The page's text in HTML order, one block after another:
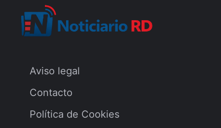
Aviso legal
Contacto
Política de Cookies